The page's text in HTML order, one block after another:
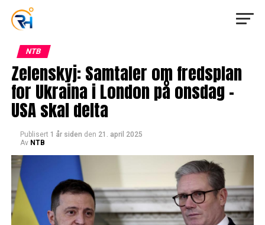
NTB
Zelenskyj: Samtaler om fredsplan
for Ukraina i London på onsdag –
USA skal delta
Publisert 1 år siden den 21. april 2025
Av NTB